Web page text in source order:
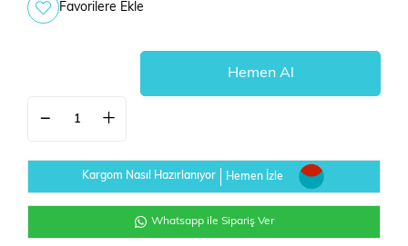
Favorilere Ekle
Kargom Nasıl Hazırlanıyor Hemen İzle
Whatsapp ile Sipariş Ver